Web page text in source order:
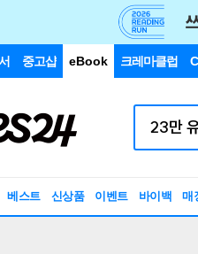
중고샵 eBook 크레마클럽
베스트 신상품 이벤트 바이백 매